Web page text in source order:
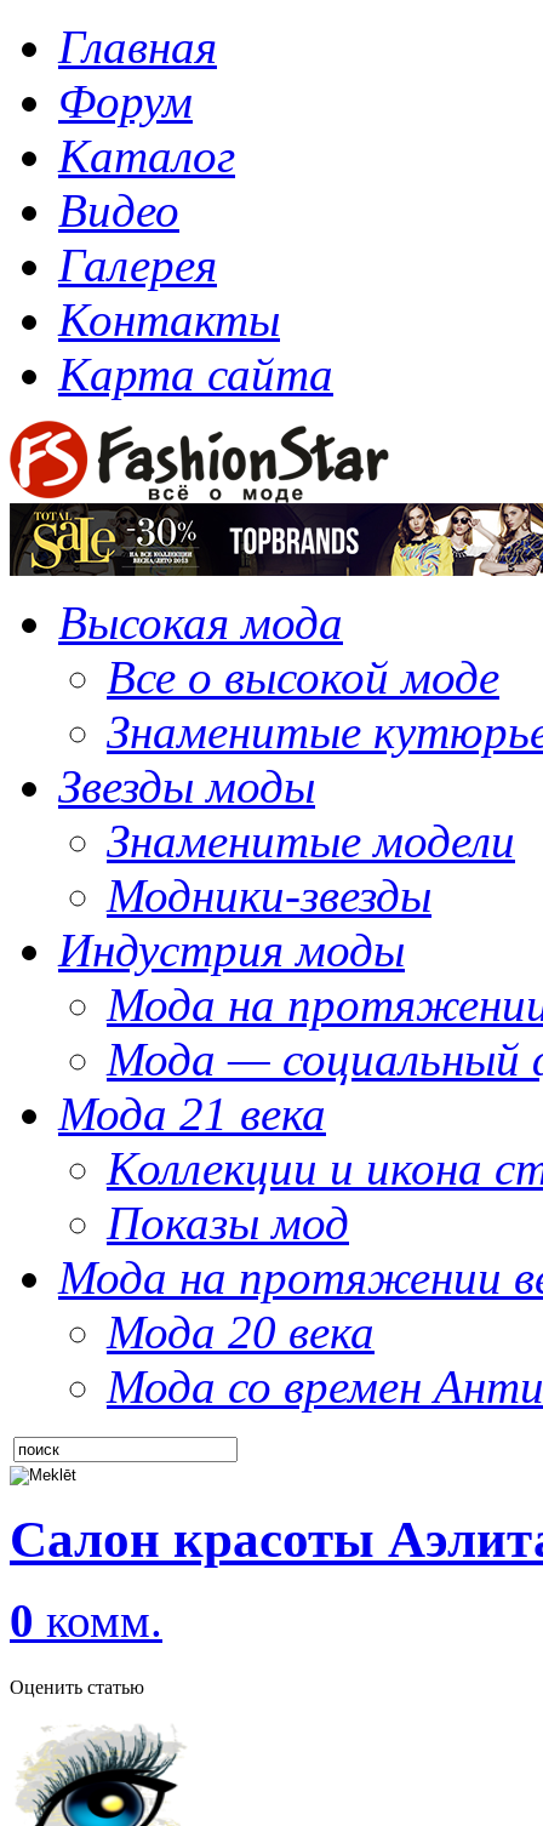
Главная
Форум
Каталог
Видео
Галерея
Контакты
Карта сайта
Высокая мода
Все о высокой моде
Знаменитые
Звезды моды
Знаменитые модели
Модники-звезды
Индустрия моды
Мода на
Мода — социальный
Мода 21 века
Коллекции и икона
Показы мод
Мода на протяжении
Мода 20 века
Мода со времен
Салон красоты
0 комм.
Оценить статью